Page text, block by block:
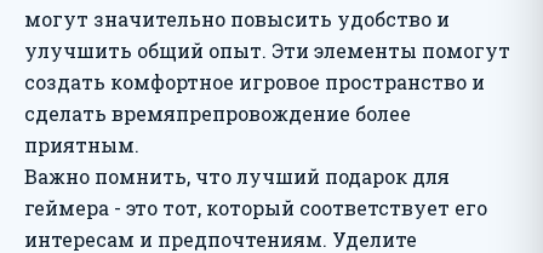
могут значительно повысить удобство и
улучшить общий опыт. Эти элементы помогут
создать комфортное игровое пространство и
сделать времяпрепровождение более
приятным.
Важно помнить, что лучший подарок для
геймера - это тот, который соответствует его
интересам и предпочтениям. Уделите